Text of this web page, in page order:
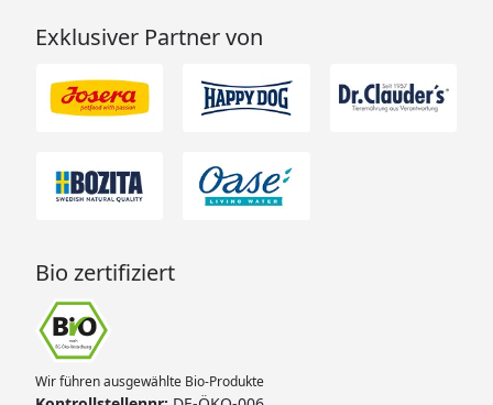
Exklusiver Partner von
Bio zertifiziert
Wir führen ausgewählte Bio-Produkte